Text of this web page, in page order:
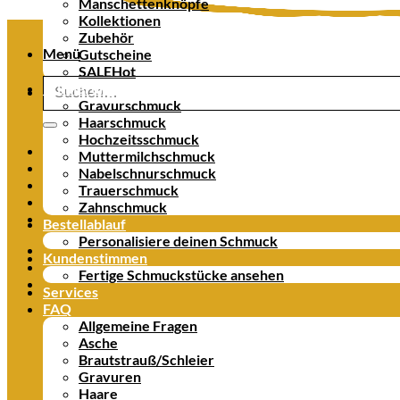
Menü
Suche
nach:
Kollektionen
Zubehör
Gutscheine
SALE
Erinnerungsschmuck
Gravurschmuck
Haarschmuck
Hochzeitsschmuck
Muttermilchschmuck
Nabelschnurschmuck
Trauerschmuck
Zahnschmuck
Bestellablauf
Personalisiere deinen Schmuck
Kundenstimmen
Fertige Schmuckstücke ansehen
Services
FAQ
Allgemeine Fragen
Asche
Brautstrauß/Schleier
Gravuren
Haare